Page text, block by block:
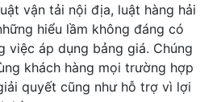
vận tải nội địa, luật hàng hải
hiểu lầm không đáng có
việc áp dụng bảng giá. Chúng
khách hàng mọi trường hợp
quyết cũng như hỗ trợ vì lợi